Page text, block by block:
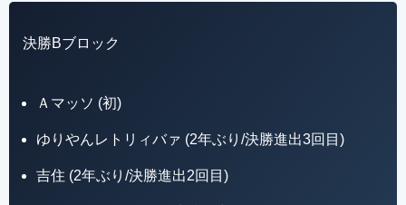
決勝Bブロック
Ａマッソ (初)
ゆりやんレトリィバァ (2年ぶり/決勝進出3回目)
吉住 (2年ぶり/決勝進出2回目)